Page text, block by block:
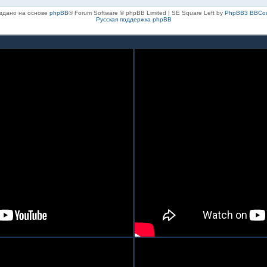
на основе phpBB® Forum Software © phpBB Limited | SE Square Left by PhpBB3
Русская поддержка phpBB